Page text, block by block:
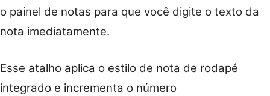
o painel de notas para que você digite o texto da
nota imediatamente.
Esse atalho aplica o estilo de nota de rodapé
integrado e incrementa o número